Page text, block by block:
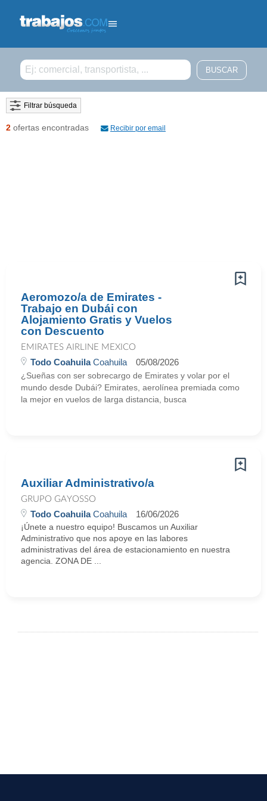
Filtrar búsqueda
2 ofertas encontradas Recibir por email
Aeromozo/a de Emirates -
Trabajo en Dubái con
Alojamiento Gratis y Vuelos
con Descuento
EMIRATES AIRLINE MEXICO
Todo CoahuilaCoahuila 05/08/2026
¿Sueñas con ser sobrecargo de Emirates y volar por el
mundo desde Dubái? Emirates, aerolínea premiada como
la mejor en vuelos de larga distancia, busca
Auxiliar Administrativo/a
GRUPO GAYOSSO
Todo CoahuilaCoahuila 16/06/2026
¡Únete a nuestro equipo! Buscamos un Auxiliar
Administrativo que nos apoye en las labores
administrativas del área de estacionamiento en nuestra
agencia. ZONA DE ...